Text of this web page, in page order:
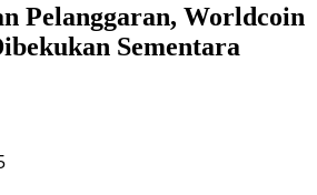
Pelanggaran, Worldcoin
Sementara